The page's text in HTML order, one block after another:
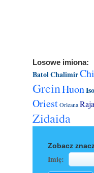
Losowe imiona:
BatolChalimir
GreinHuon
OriestOrleana
Zidaida
Zobacz
Imię: